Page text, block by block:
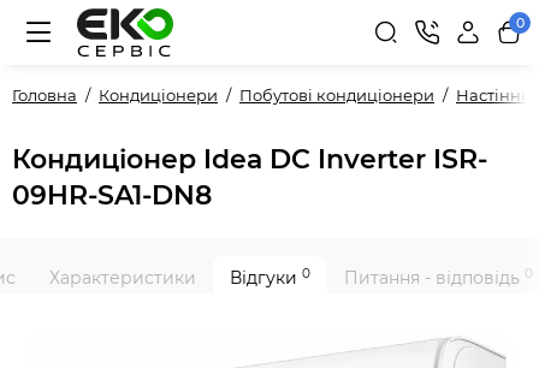
0
Головна Кондиціонери Побутові кондиціонери Настінні
Кондиціонер Idea DC Inverter ISR-
09HR-SA1-DN8
Характеристики Відгуки 0 Питання - відповідь 0